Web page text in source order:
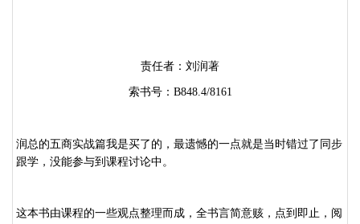
责任者：刘润著
索书号： B848.4/8161
润总的五商实战篇我是买了的，最遗憾的一点就是当时错过了同步
跟学，没能参与到课程讨论中。
这本书由课程的一些观点整理而成，全书言简意赅，点到即止，阅